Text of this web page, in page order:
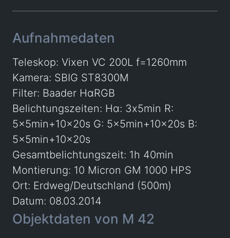
Aufnahmedaten
Teleskop: Vixen VC 200L f=1260mm
Kamera: SBIG ST8300M
Filter: Baader HαRGB
Belichtungszeiten: Hα: 3x5min R:
5x5min+10x20s G: 5x5min+10x20s B:
5x5min+10x20s
Gesamtbelichtungszeit: 1h 40min
Montierung: 10 Micron GM 1000 HPS
Ort: Erdweg/Deutschland (500m)
Datum: 08.03.2014
Objektdaten von M 42